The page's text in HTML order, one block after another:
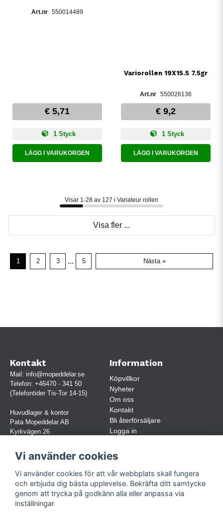
550014489
€ 5,71
1 Styck
LÄGG I VARUKORGEN
Variorollen 19X15.5 7.5gr
550026136
€ 9,2
1 Styck
LÄGG I VARUKORGEN
Visar 1-28 av 127 i Variateur rollen
Visa fler ...
1 2 3 ... 5 Nästa »
Kontakt
Mail: info@mopeddelar.se
Telefon: +46470 - 341 50
(Telefontider Tis-Tor 14-15)
Huvudlager & kontor
Pata Mopeddelar AB
Kyrkvägen 26
(OBS. Endast förbokade besök)
Org.nr:
559030-5248
Jur. namn: Pata Mopeddelar AB
Information
Köpvillkor
Nyheter
Om oss
Kontakt
Bli återförsäljare
Logga in
Följ oss
Vi använder cookies
Vi använder cookies för att vår webbplats skall fungera
och erbjuda dig bästa upplevelse. Bekräfta ditt samtycke
genom att trycka på godkänn alla eller anpassa via
inställningar